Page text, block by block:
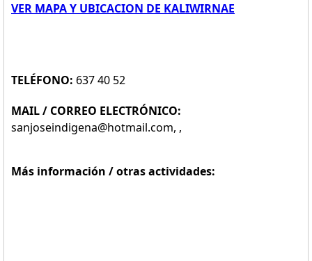
VER MAPA Y UBICACION DE KALIWIRNAE
TELÉFONO: 637 40 52
MAIL / CORREO ELECTRÓNICO:
sanjoseindigena@hotmail.com, ,
Más información / otras actividades: